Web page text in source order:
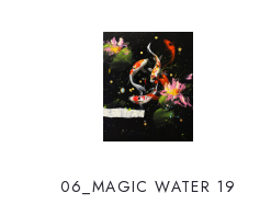
06_MAGIC WATER 19